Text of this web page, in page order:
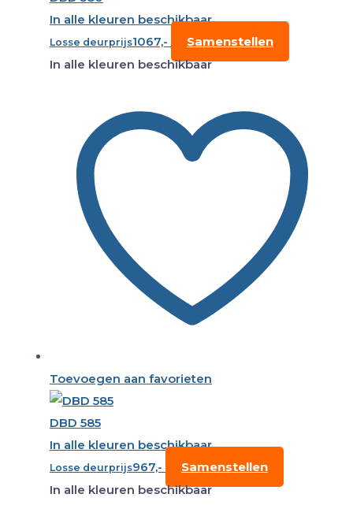
In alle kleuren beschikbaar
Losse deurprijs1067,-
Samenstellen
In alle kleuren beschikbaar
Toevoegen aan favorieten
DBD 585
In alle kleuren beschikbaar
Losse deurprijs967,-
Samenstellen
In alle kleuren beschikbaar